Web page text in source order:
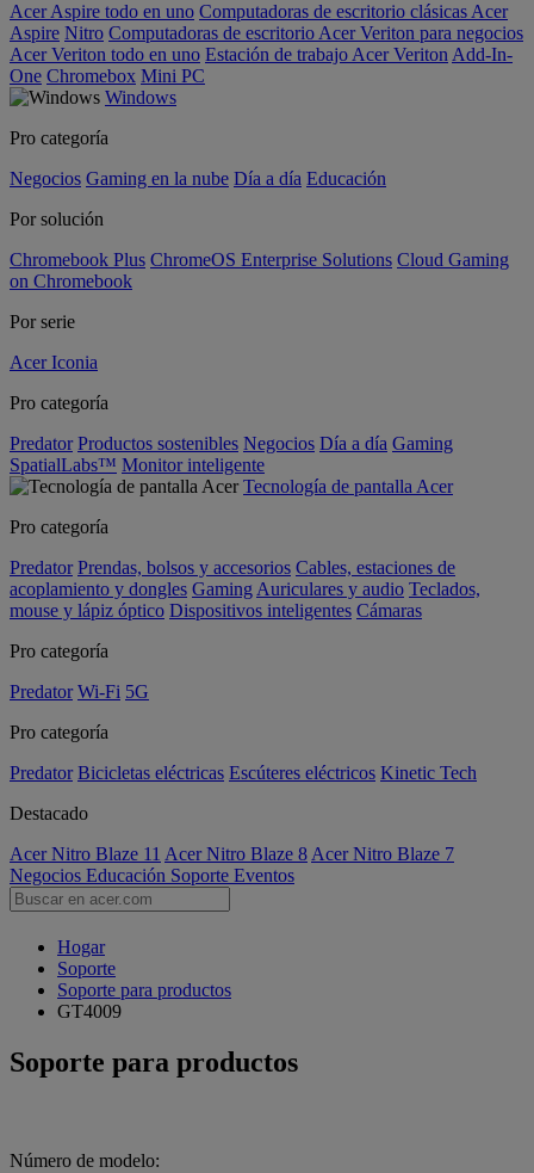
Acer Aspire todo en uno Computadoras de escritorio clásicas Acer
Aspire Nitro Computadoras de escritorio Acer Veriton para negocios
Acer Veriton todo en uno Estación de trabajo Acer Veriton Add-In-
One Chromebox Mini PC
Windows
Pro categoría
Negocios Gaming en la nube Día a día Educación
Por solución
Chromebook Plus ChromeOS Enterprise Solutions Cloud Gaming
on Chromebook
Por serie
Acer Iconia
Pro categoría
Predator Productos sostenibles Negocios Día a día Gaming
SpatialLabs™ Monitor inteligente
Tecnología de pantalla Acer
Pro categoría
Predator Prendas, bolsos y accesorios Cables, estaciones de
acoplamiento y dongles Gaming Auriculares y audio Teclados,
mouse y lápiz óptico Dispositivos inteligentes Cámaras
Pro categoría
Predator Wi-Fi 5G
Pro categoría
Predator Bicicletas eléctricas Escúteres eléctricos Kinetic Tech
Destacado
Acer Nitro Blaze 11 Acer Nitro Blaze 8 Acer Nitro Blaze 7
Negocios Educación Soporte Eventos
Hogar
Soporte
Soporte para productos
GT4009
Soporte para productos
Número de modelo: